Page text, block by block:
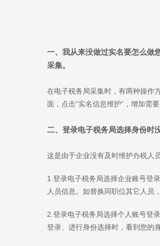
一、我从来没做过实名要怎么做
采集。
在电子税务局采集时，有两种操作
面，点击“实名信息维护”，增加需
二、登录电子税务局选择身份时
这是由于企业没有及时维护办税人
1.登录电子税务局选择企业账号登
人员信息。如替换同职位其它人员
2.登录电子税务局选择个人账号登
登录、进行身份选择时，看到您的